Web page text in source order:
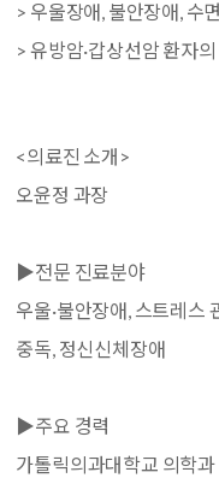
> 우울장애, 불안장애, 수
> 유방암·갑상선암 환자
<의료진 소개>
오윤정 과장
▶전문 진료분야
우울·불안장애, 스트레스
중독, 정신신체장애
▶주요 경력
가톨릭의과대학교 의학과